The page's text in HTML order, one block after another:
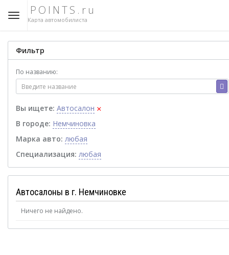
POINTS.ru
Карта автомобилиста
Фильтр
По названию:
Вы ищете: Автосалон ×
В городе: Немчиновка
Марка авто: любая
Специализация: любая
Автосалоны в г. Немчиновке
Ничего не найдено.